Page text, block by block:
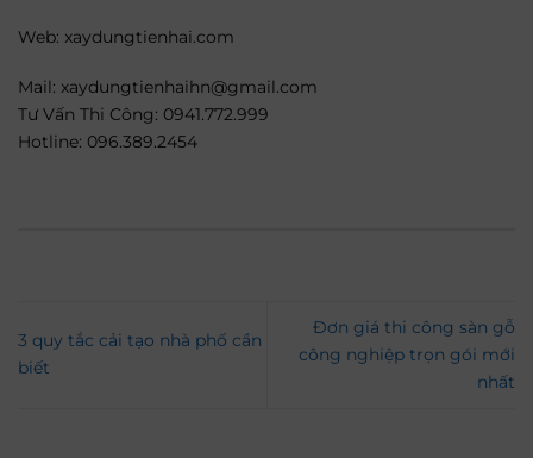
Web: xaydungtienhai.com
Mail: xaydungtienhaihn@gmail.com
Tư Vấn Thi Công: 0941.772.999
Hotline: 096.389.2454
3 quy tắc cải tạo nhà phố cần
biết
Đơn giá thi công sàn gỗ
công nghiệp trọn gói mới
nhất